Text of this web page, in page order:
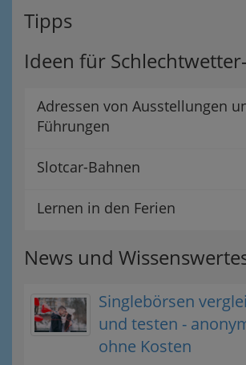
Tipps
Ideen für
Adressen von Ausstellungen
Führungen
Slotcar-Bahnen
Lernen in den Ferien
News und
Singlebörsen
und testen -
ohne Kosten